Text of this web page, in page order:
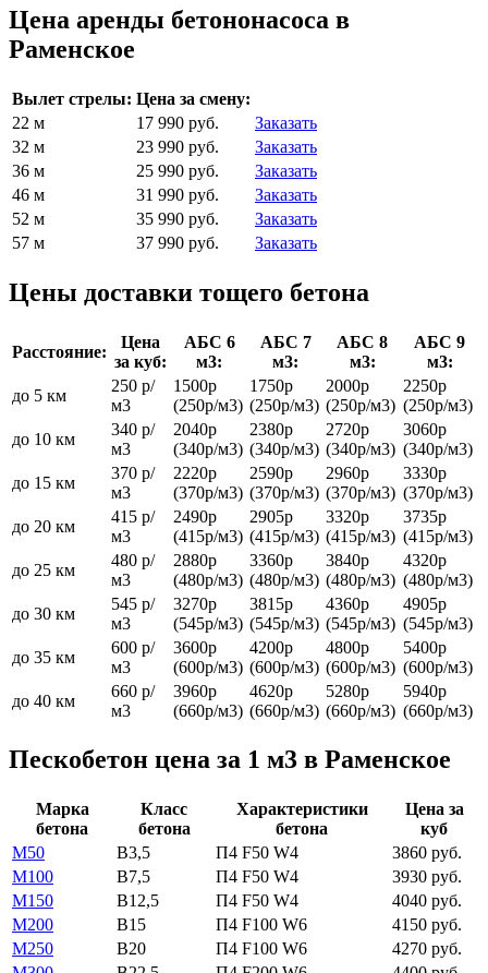
Цена аренды бетононасоса в
Раменское
Вылет стрелы: Цена за смену:
22 м
17 990 руб.
Заказать
32 м
23 990 руб.
Заказать
36 м
25 990 руб.
Заказать
46 м
31 990 руб.
Заказать
52 м
35 990 руб.
Заказать
57 м
37 990 руб. Заказать
Цены доставки тощего бетона
Расстояние:
Цена
за куб:
АБС 6
м3:
АБС 7
м3:
АБС 8
м3:
АБС 9
м3:
до 5 км
250 р/
м3
1500р
(250р/м3)
1750р
(250р/м3)
2000р
(250р/м3)
2250р
(250р/м3)
до 10 км
340 р/
м3
2040р
(340р/м3)
2380р
(340р/м3)
2720р
(340р/м3)
3060р
(340р/м3)
до 15 км
370 р/
м3
2220р
(370р/м3)
2590р
(370р/м3)
2960р
(370р/м3)
3330р
(370р/м3)
до 20 км
415 р/
м3
2490р
(415р/м3)
2905р
(415р/м3)
3320р
(415р/м3)
3735р
(415р/м3)
до 25 км
480 р/
м3
2880р
(480р/м3)
3360р
(480р/м3)
3840р
(480р/м3)
4320р
(480р/м3)
до 30 км
545 р/
м3
3270р
(545р/м3)
3815р
(545р/м3)
4360р
(545р/м3)
4905р
(545р/м3)
до 35 км
600 р/
м3
3600р
(600р/м3)
4200р
(600р/м3)
4800р
(600р/м3)
5400р
(600р/м3)
до 40 км
660 р/
м3
3960р
(660р/м3)
4620р
(660р/м3)
5280р
(660р/м3)
5940р
(660р/м3)
Пескобетон цена за 1 м3 в Раменское
Марка
бетона
Класс
бетона
Характеристики
бетона
Цена за
куб
М50
В3,5 П4 F50 W4
3860 руб.
М100
В7,5 П4 F50 W4
3930 руб.
М150
В12,5 П4 F50 W4
4040 руб.
М200
В15 П4 F100 W6
4150 руб.
М250
В20 П4 F100 W6
4270 руб.